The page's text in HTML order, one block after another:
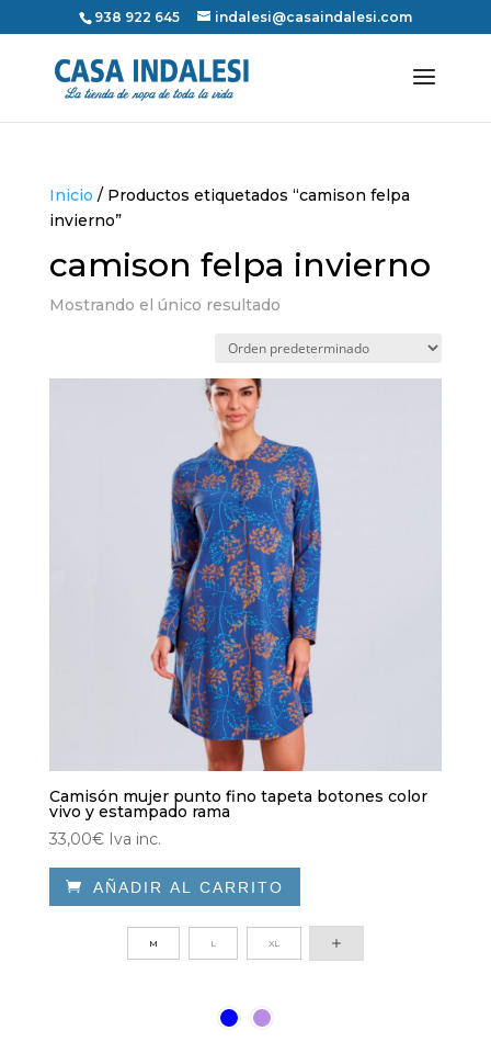
938 922 645 indalesi@casaindalesi.com
Inicio / Productos etiquetados “camison felpa
invierno”
camison felpa invierno
Mostrando el único resultado
Camisón mujer punto fino tapeta botones color
vivo y estampado rama
33,00€ Iva inc.
 AÑADIR AL CARRITO
M L XL